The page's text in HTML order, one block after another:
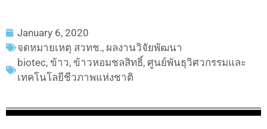
January 6, 2020
จดหมายเหตุ สวทช., ผลงานวิจัยพัฒนา
biotec, ข้าว, ข้าวหอมชลสิทธิ์, ศูนย์พันธุวิศวกรรมและ
เทคโนโลยีชีวภาพแห่งชาติ